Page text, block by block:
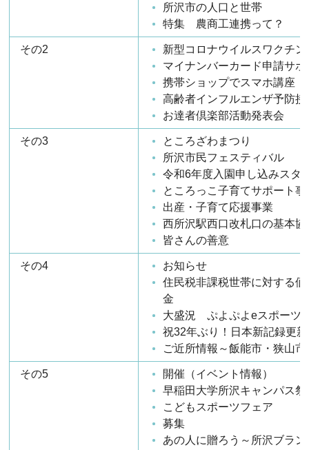
所沢市の人口と世帯
特集 農商工連携って？
その2
新型コロナウイルスワクチ
マイナンバーカード申請サポ
携帯ショップでスマホ講座
高齢者インフルエンザ予防接
お達者倶楽部活動発表会
その3
ところざわまつり
所沢市民フェスティバル
令和6年度入園申し込みスタ
ところっこ子育てサポート事
出産・子育て応援事業
西所沢駅西口改札口の基本
皆さんの善意
その4
お知らせ
住民税非課税世帯に対する
金
大盛況 ぷよぷよeスポーツ
祝32年ぶり！日本新記録更
ご近所情報～飯能市・狭山市
その5
開催（イベント情報）
早稲田大学所沢キャンパス祭
こどもスポーツフェア
募集
あの人に贈ろう～所沢ブラ